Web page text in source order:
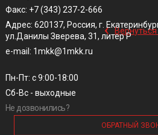
‹
Факс: +7 (343) 237-2-666
Адрес: 620137, Россия, г.
ул.Данилы Зверева, 31, литер Р
e-mail: 1mkk@1mkk.ru
Пн-Пт: с 9:00-18:00
Сб-Вс - выходные
Не дозвонились?
ОБРАТНЫЙ